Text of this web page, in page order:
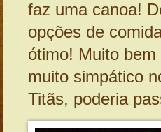
faz uma canoa!
opções de
ótimo! Muito
muito simpático
Titãs, poderia